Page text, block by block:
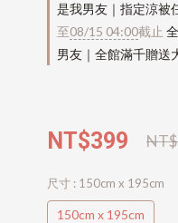
是我男友｜指定涼被
至08/15 04:00截止
男友｜全館滿千贈送
NT$399
尺寸 : 150cm x 195cm
150cm x 195cm